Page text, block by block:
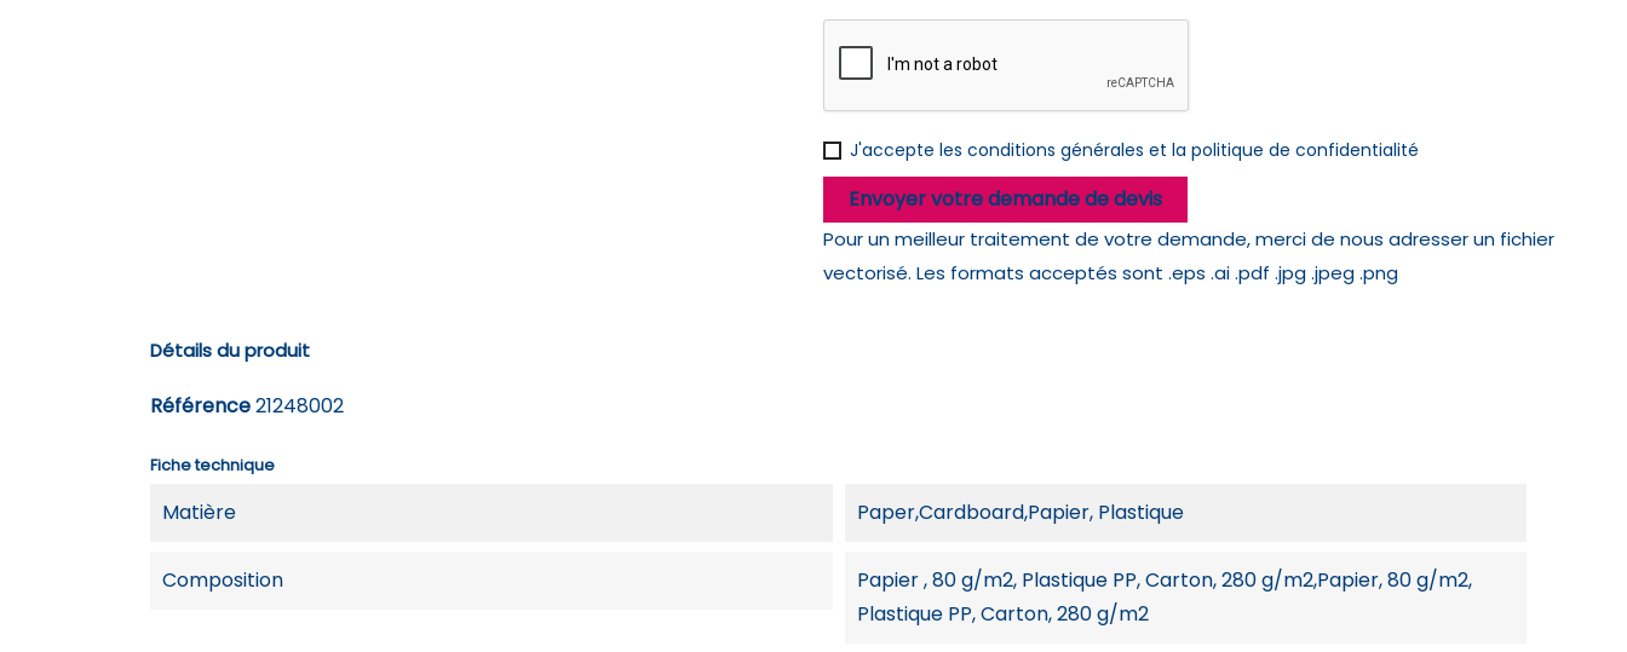
J'accepte les conditions générales et la politique de confidentialité
Envoyer votre demande de devis
Pour un meilleur traitement de votre demande, merci de nous adresser un fichier
vectorisé. Les formats acceptés sont .eps .ai .pdf .jpg .jpeg .png
Détails du produit
Référence21248002
Fiche technique
Matière Paper,Cardboard,Papier, Plastique
Composition
Papier , 80 g/m2, Plastique PP, Carton, 280 g/m2,Papier, 80 g/m2,
Plastique PP, Carton, 280 g/m2